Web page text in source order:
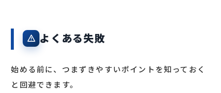
よくある失敗
始める前に、つまずきやすいポイントを知っておく
と回避できます。